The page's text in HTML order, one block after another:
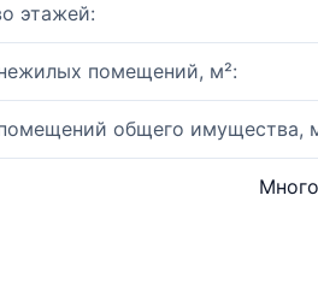
этажей:
помещений, м²:
общего имущества,